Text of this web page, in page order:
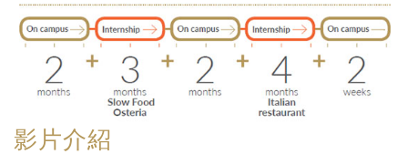
影片介紹